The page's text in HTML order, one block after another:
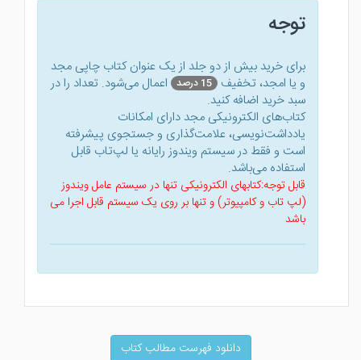
توجه
برای خرید بیش از دو جلد از یک عنوان کتاب‌ چاپی مجد
و یا امجد، تخفیف 15 درصد
اعمال می‌شود. تعداد را در
سبد خرید اضافه کنید.
کتاب‌های الکترونیکی مجد دارای امکانات
یادداشت‌نویسی، علامت‌گذاری و جستجوی پیشرفته
است و فقط در سیستم ویندوز رایانه یا لپ‌تاب قابل
استفاده می‌باشد.
قابل توجه:کتابهای الکترونیکی تنها در سیستم عامل ویندوز
(لپ تاب و کامپیوتر) و تنها بر روی یک سیستم قابل اجرا می
باشد
دانلود فهرست مطالب کتاب